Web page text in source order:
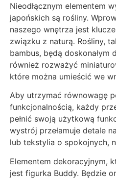
Nieodłącznym elementem
japońskich są rośliny.
naszego wnętrza jest
związku z naturą. Rośliny,
bambus, będą doskonałym
również rozważyć
które można umieścić we
Aby utrzymać równowagę
funkcjonalnością, każdy
pełnić swoją użytkową
wystrój przełamuje detale
lub tekstylia o spokojnych,
Elementem dekoracyjnym,
jest figurka Buddy. Będzie